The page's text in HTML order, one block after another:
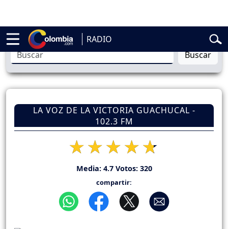
RADIO
Abelardo de la Espriella
Buscar
LA VOZ DE LA VICTORIA GUACHUCAL -
102.3 FM
Media: 4.7Votos: 320
compartir: